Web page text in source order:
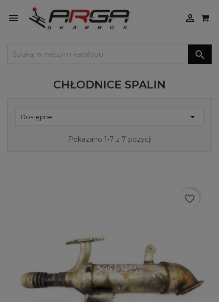
 

CHŁODNICE SPALIN
Dostępne 
Pokazano 1-7 z 7 pozycji
favorite_border